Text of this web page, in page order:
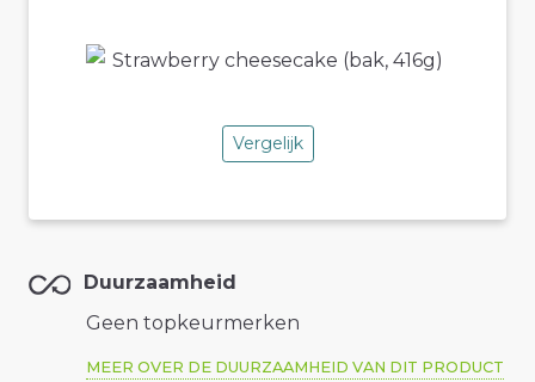
Vergelijk
Duurzaamheid
Geen topkeurmerken
MEER OVER DE DUURZAAMHEID VAN DIT PRODUCT